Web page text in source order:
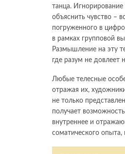
танца.
объяснить чувство –
погруженного в
в рамках групповой
Размышление на эту
где разум не довлеет
Любые телесные
отражая их,
не только
получает
внутреннее и
соматического опыта,